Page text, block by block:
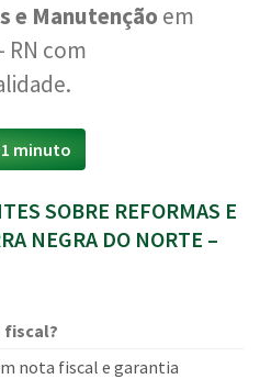
e Manutenção em
RN com
minuto
SOBRE REFORMAS E
NEGRA DO NORTE –
fiscal?
nota fiscal e garantia